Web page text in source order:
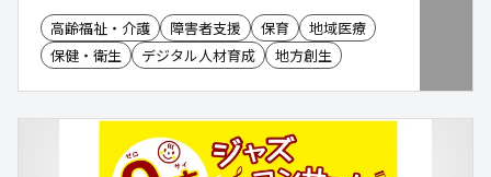
る地域包括ケアシステムの構築に寄与します。
高齢福祉・介護
障害者支援 保育
地域医療
保健・衛生
デジタル人材育成 地方創生